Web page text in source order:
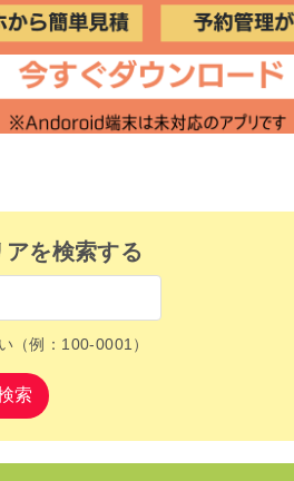
を検索する
（例：100-0001）
索